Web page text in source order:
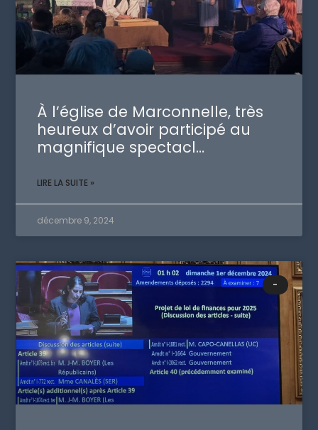
À l’église de Marconnelle, très
heureux d’avoir participé au
magnifique spectacl…
LIRE LA SUITE »
décembre 9, 2024
-